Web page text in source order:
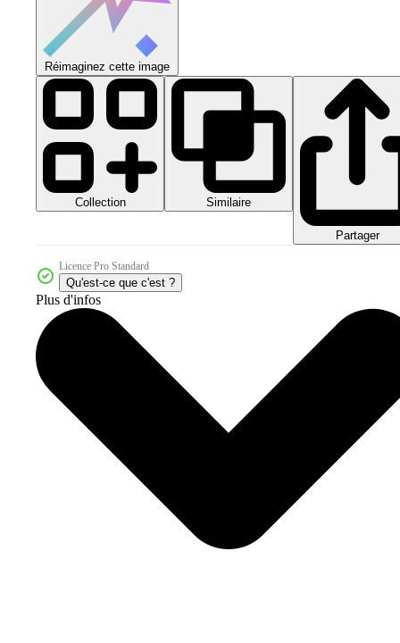
Réimaginez cette image
Collection Similaire
Partager
Licence Pro Standard
Qu'est-ce que c'est ?
Plus d'infos